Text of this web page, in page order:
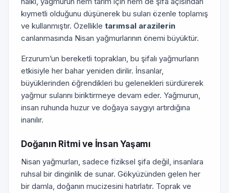
kıymetli olduğunu düşünerek bu suları özenle toplamış
ve kullanmıştır. Özellikle tarımsal arazilerin
canlanmasında Nisan yağmurlarının önemi büyüktür.
Erzurum’un bereketli toprakları, bu şifalı yağmurların
etkisiyle her bahar yeniden dirilir. İnsanlar,
büyüklerinden öğrendikleri bu gelenekleri sürdürerek
yağmur sularını biriktirmeye devam eder. Yağmurun,
insan ruhunda huzur ve doğaya saygıyı artırdığına
inanılır.
Doğanın Ritmi ve İnsan Yaşamı
Nisan yağmurları, sadece fiziksel şifa değil, insanlara
ruhsal bir dinginlik de sunar. Gökyüzünden gelen her
bir damla, doğanın mucizesini hatırlatır. Toprak ve